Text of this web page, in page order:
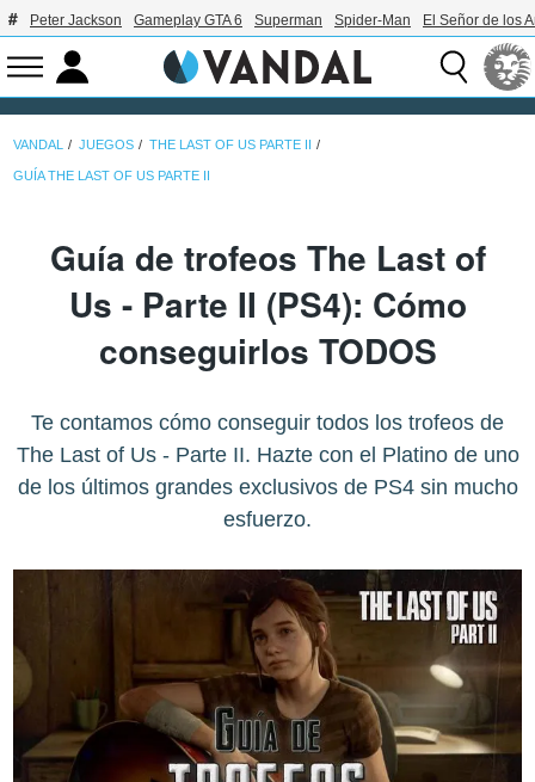
Peter Jackson Gameplay GTA 6 Superman Spider-Man El Señor de los
VANDAL JUEGOS THE LAST OF US PARTE II
GUÍA THE LAST OF US PARTE II
Guía de trofeos The Last of
Us - Parte II (PS4): Cómo
conseguirlos TODOS
Te contamos cómo conseguir todos los trofeos de
The Last of Us - Parte II. Hazte con el Platino de uno
de los últimos grandes exclusivos de PS4 sin mucho
esfuerzo.